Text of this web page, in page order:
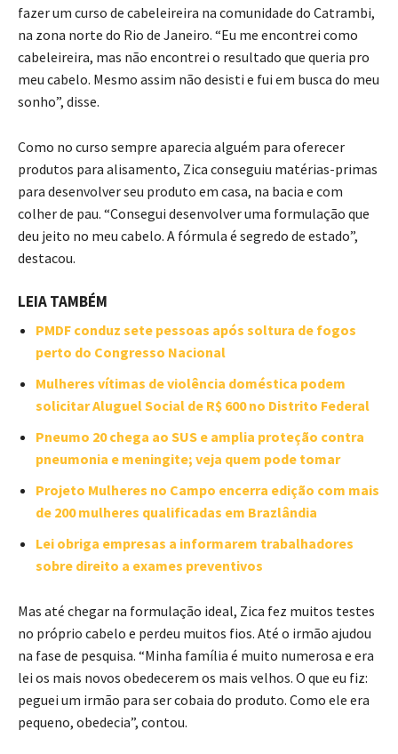
fazer um curso de cabeleireira na comunidade do Catrambi,
na zona norte do Rio de Janeiro. “Eu me encontrei como
cabeleireira, mas não encontrei o resultado que queria pro
meu cabelo. Mesmo assim não desisti e fui em busca do meu
sonho”, disse.
Como no curso sempre aparecia alguém para oferecer
produtos para alisamento, Zica conseguiu matérias-primas
para desenvolver seu produto em casa, na bacia e com
colher de pau. “Consegui desenvolver uma formulação que
deu jeito no meu cabelo. A fórmula é segredo de estado”,
destacou.
LEIA TAMBÉM
PMDF conduz sete pessoas após soltura de fogos
perto do Congresso Nacional
Mulheres vítimas de violência doméstica podem
solicitar Aluguel Social de R$ 600 no Distrito Federal
Pneumo 20 chega ao SUS e amplia proteção contra
pneumonia e meningite; veja quem pode tomar
Projeto Mulheres no Campo encerra edição com mais
de 200 mulheres qualificadas em Brazlândia
Lei obriga empresas a informarem trabalhadores
sobre direito a exames preventivos
Mas até chegar na formulação ideal, Zica fez muitos testes
no próprio cabelo e perdeu muitos fios. Até o irmão ajudou
na fase de pesquisa. “Minha família é muito numerosa e era
lei os mais novos obedecerem os mais velhos. O que eu fiz:
peguei um irmão para ser cobaia do produto. Como ele era
pequeno, obedecia”, contou.